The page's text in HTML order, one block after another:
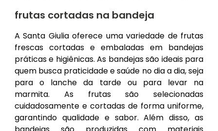
frutas cortadas na bandeja
A Santa Giulia oferece uma variedade de frutas
frescas cortadas e embaladas em bandejas
práticas e higiênicas. As bandejas são ideais para
quem busca praticidade e saúde no dia a dia, seja
para o lanche da tarde ou para levar na
marmita. As frutas são selecionadas
cuidadosamente e cortadas de forma uniforme,
garantindo qualidade e sabor. Além disso, as